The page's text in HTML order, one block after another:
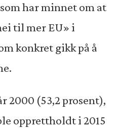
har minnet om at
til mer EU» i
konkret gikk på å
2000 (53,2 prosent),
opprettholdt i 2015